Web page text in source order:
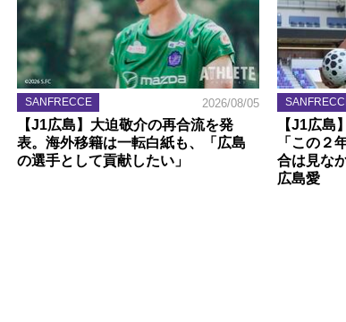
SANFRECCE 2026/08/05
【J1広島】大迫敬介の再合流を発
表。海外移籍は一転白紙も、「広島
の選手として貢献したい」
【J1広島
「この２
合は見な
広島愛